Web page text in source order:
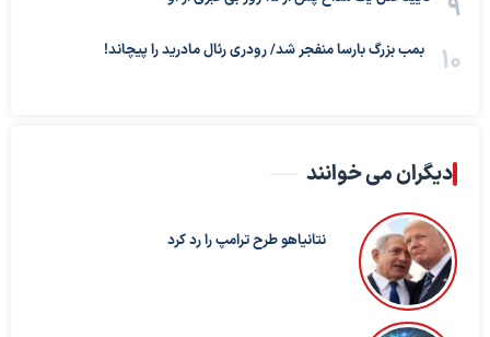
بمب بزرگ بارسا منفجر شد/ رودری رئال مادرید را پیچاند!
دیگران می خوانند
نتانیاهو طرح ترامپ را رد کرد